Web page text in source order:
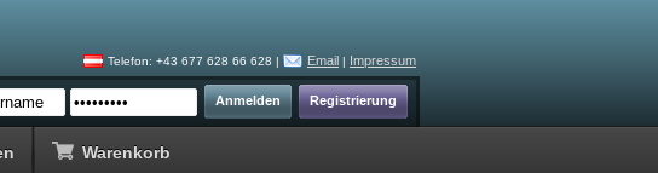
Telefon: +43 677 628 66 628 | Email | Impressum
Warenkorb